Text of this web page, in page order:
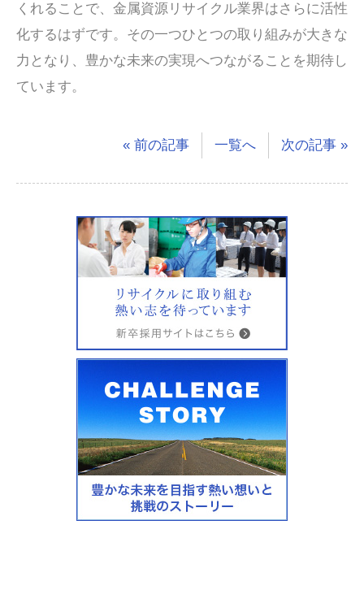
くれることで、金属資源リサイクル業界はさらに活性
化するはずです。その一つひとつの取り組みが大きな
力となり、豊かな未来の実現へつながることを期待し
ています。
« 前の記事 一覧へ 次の記事 »